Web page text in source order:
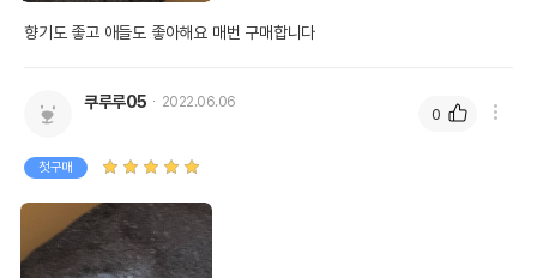
향기도 좋고 애들도 좋아해요 매번 구매합니다
쿠루루05 2022.06.06
첫구매
0